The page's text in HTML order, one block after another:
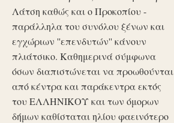
Λάτση καθώς και ο Προκοπίου -
παράλληλα του συνόλου ξένων και
εγχώριων ''επενδυτών'' κάνουν
πλιάτσικο. Καθημερινά σύμφωνα
όσων διαπιστώνεται να προωθούνται
από κέντρα και παράκεντρα εκτός
του ΕΛΛΗΝΙΚΟΥ και των όμορων
δήμων καθίσταται ηλίου φαεινότερο